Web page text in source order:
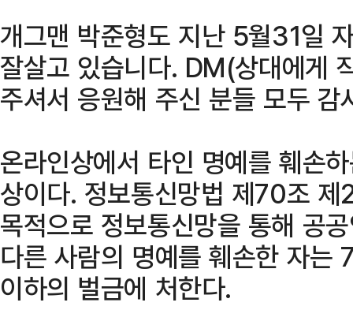
개그맨 박준형도 지난 5월31일
잘살고 있습니다. DM(상대에게
주셔서 응원해 주신 분들 모두
온라인상에서 타인 명예를 훼손
상이다. 정보통신망법 제70조
목적으로 정보통신망을 통해 공
다른 사람의 명예를 훼손한 자
이하의 벌금에 처한다.